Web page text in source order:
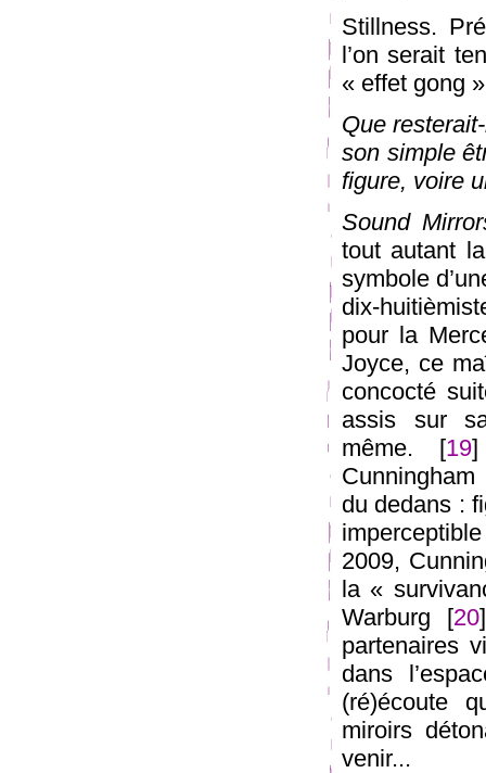
Stillness.
l’on serait
« effet gong
Que
son simple
figure, voire
Sound
tout autant
symbole
dix-
pour la
Joyce, ce
concocté
assis sur
même. [19]
du dedans :
2009,
la «
Warburg [20
partenaires
dans
(ré)écoute
miroirs
venir...